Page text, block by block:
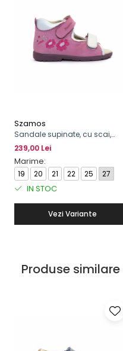
Szamos
Sandale supinate, cu scai,
pentru fete, model cu floare
239,00 Lei
Marime:
19 20 21 22 25 27
IN STOC
Vezi Variante
Produse similare